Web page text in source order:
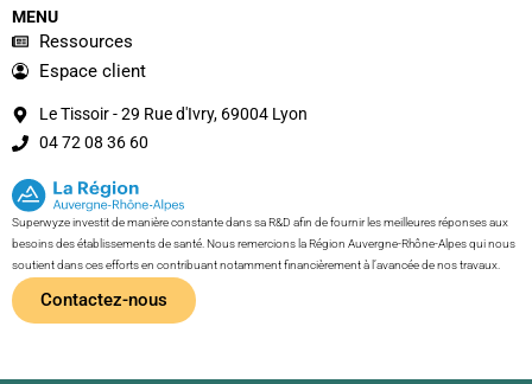
MENU
Ressources
Espace client
Le Tissoir - 29 Rue d'Ivry, 69004 Lyon
04 72 08 36 60
Superwyze investit de manière constante dans sa R&D afin de fournir les meilleures réponses aux
besoins des établissements de santé. Nous remercions la Région Auvergne-Rhône-Alpes qui nous
soutient dans ces efforts en contribuant notamment financièrement à l’avancée de nos travaux.
Contactez-nous